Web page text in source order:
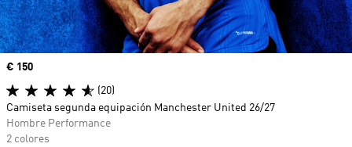
Precio
€ 150
(20)
Camiseta segunda equipación Manchester United 26/27
Hombre Performance
2 colores